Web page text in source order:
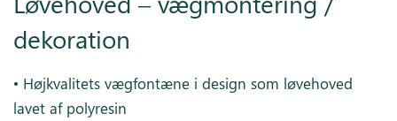
dekoration
• Højkvalitets vægfontæne i design som løvehoved
lavet af polyresin